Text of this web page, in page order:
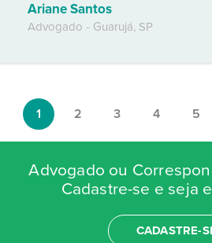
Ariane Santos
Advogado - Guarujá, SP
1 2 3 4 5
Advogado ou
Cadastre-se e seja
CADASTRE-